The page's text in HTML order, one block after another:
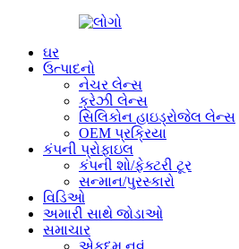
ઘર
ઉત્પાદનો
નેચર લેન્સ
ક્રેઝી લેન્સ
સિલિકોન હાઇડ્રોજેલ લેન્સ
OEM પ્રક્રિયા
કંપની પ્રોફાઇલ
કંપની શો/ફેક્ટરી ટૂર
સન્માન/પુરસ્કારો
વિડિઓ
અમારી સાથે જોડાઓ
સમાચાર
એકદમ નવું